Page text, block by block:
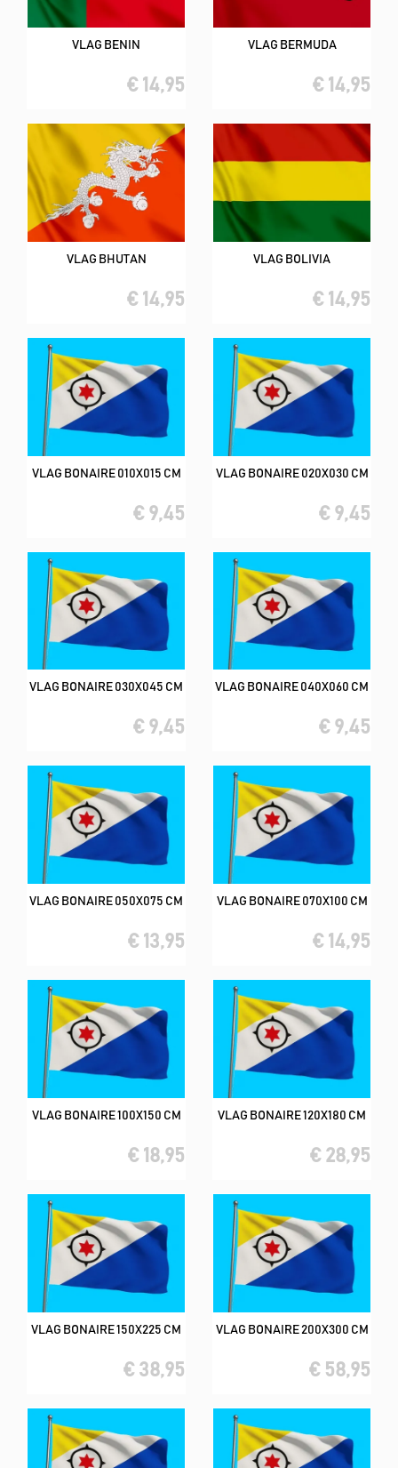
VLAG BENIN
€ 14,95
VLAG BERMUDA
€ 14,95
VLAG BHUTAN
€ 14,95
VLAG BOLIVIA
€ 14,95
VLAG BONAIRE 010X015 CM
€ 9,45
VLAG BONAIRE 020X030 CM
€ 9,45
VLAG BONAIRE 030X045 CM
€ 9,45
VLAG BONAIRE 040X060 CM
€ 9,45
VLAG BONAIRE 050X075 CM
€ 13,95
VLAG BONAIRE 070X100 CM
€ 14,95
VLAG BONAIRE 100X150 CM
€ 18,95
VLAG BONAIRE 120X180 CM
€ 28,95
VLAG BONAIRE 150X225 CM
€ 38,95
VLAG BONAIRE 200X300 CM
€ 58,95